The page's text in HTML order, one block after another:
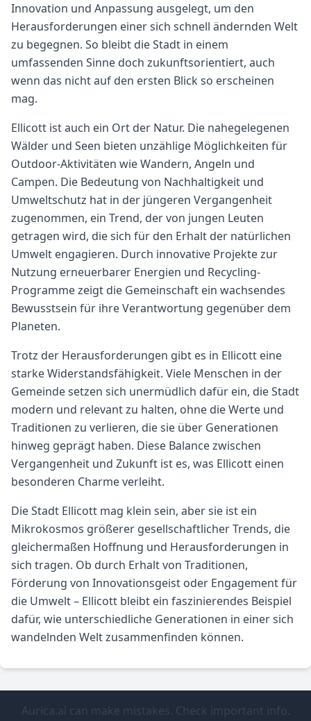
Innovation und Anpassung ausgelegt, um den
Herausforderungen einer sich schnell ändernden Welt
zu begegnen. So bleibt die Stadt in einem
umfassenden Sinne doch zukunftsorientiert, auch
wenn das nicht auf den ersten Blick so erscheinen
mag.
Ellicott ist auch ein Ort der Natur. Die nahegelegenen
Wälder und Seen bieten unzählige Möglichkeiten für
Outdoor-Aktivitäten wie Wandern, Angeln und
Campen. Die Bedeutung von Nachhaltigkeit und
Umweltschutz hat in der jüngeren Vergangenheit
zugenommen, ein Trend, der von jungen Leuten
getragen wird, die sich für den Erhalt der natürlichen
Umwelt engagieren. Durch innovative Projekte zur
Nutzung erneuerbarer Energien und Recycling-
Programme zeigt die Gemeinschaft ein wachsendes
Bewusstsein für ihre Verantwortung gegenüber dem
Planeten.
Trotz der Herausforderungen gibt es in Ellicott eine
starke Widerstandsfähigkeit. Viele Menschen in der
Gemeinde setzen sich unermüdlich dafür ein, die Stadt
modern und relevant zu halten, ohne die Werte und
Traditionen zu verlieren, die sie über Generationen
hinweg geprägt haben. Diese Balance zwischen
Vergangenheit und Zukunft ist es, was Ellicott einen
besonderen Charme verleiht.
Die Stadt Ellicott mag klein sein, aber sie ist ein
Mikrokosmos größerer gesellschaftlicher Trends, die
gleichermaßen Hoffnung und Herausforderungen in
sich tragen. Ob durch Erhalt von Traditionen,
Förderung von Innovationsgeist oder Engagement für
die Umwelt – Ellicott bleibt ein faszinierendes Beispiel
dafür, wie unterschiedliche Generationen in einer sich
wandelnden Welt zusammenfinden können.
Aurica.ai can make mistakes. Check important info.